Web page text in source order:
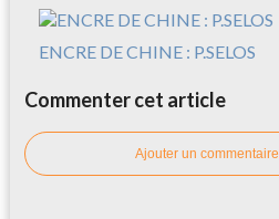
ENCRE DE CHINE : P.SELOS
Commenter cet article
Ajouter un commentaire